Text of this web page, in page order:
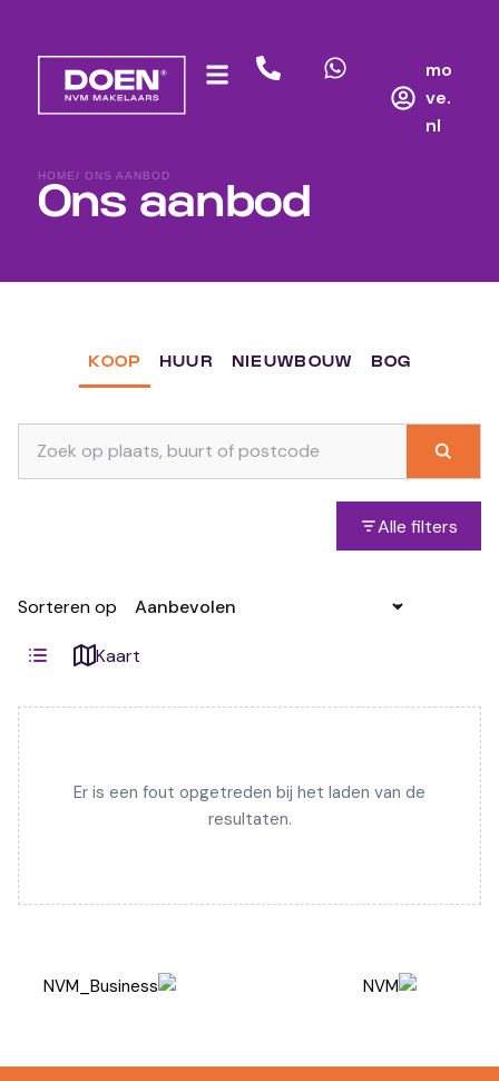
mo
ve.
nl
HOME/ ONS AANBOD
Ons aanbod
KOOP HUUR NIEUWBOUW BOG
Alle filters
Sorteren op
Kaart
Er is een fout opgetreden bij het laden van de
resultaten.